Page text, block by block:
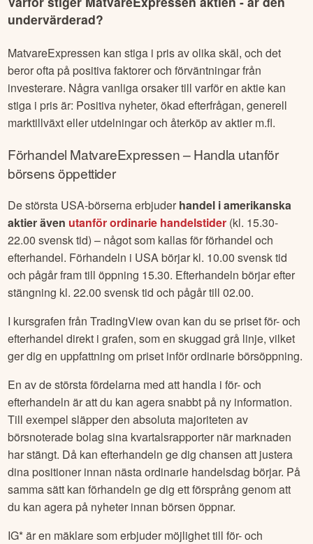
undervärderad?
MatvareExpressen kan stiga i pris av olika skäl, och det
beror ofta på positiva faktorer och förväntningar från
investerare. Några vanliga orsaker till varför en aktie kan
stiga i pris är: Positiva nyheter, ökad efterfrågan, generell
marktillväxt eller utdelningar och återköp av aktier m.fl.
Förhandel MatvareExpressen– Handla utanför
börsens öppettider
De största USA-börserna erbjuder handel i amerikanska
aktier även utanför ordinarie handelstider (kl. 15.30-
22.00 svensk tid) – något som kallas för förhandel och
efterhandel. Förhandeln i USA börjar kl. 10.00 svensk tid
och pågår fram till öppning 15.30. Efterhandeln börjar efter
stängning kl. 22.00 svensk tid och pågår till 02.00.
I kursgrafen från TradingView ovan kan du se priset för- och
efterhandel direkt i grafen, som en skuggad grå linje, vilket
ger dig en uppfattning om priset inför ordinarie börsöppning.
En av de största fördelarna med att handla i för- och
efterhandeln är att du kan agera snabbt på ny information.
Till exempel släpper den absoluta majoriteten av
börsnoterade bolag sina kvartalsrapporter när marknaden
har stängt. Då kan efterhandeln ge dig chansen att justera
dina positioner innan nästa ordinarie handelsdag börjar. På
samma sätt kan förhandeln ge dig ett försprång genom att
du kan agera på nyheter innan börsen öppnar.
IG* är en mäklare som erbjuder möjlighet till för- och